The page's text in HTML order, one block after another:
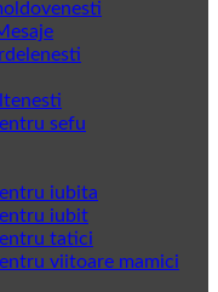
sefu
iubita
iubit
tatici
viitoare mamici